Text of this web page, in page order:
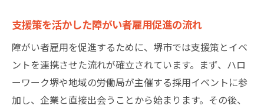
支援策を活かした障がい者雇用促進の流れ
障がい者雇用を促進するために、堺市では支援策とイベ
ントを連携させた流れが確立されています。まず、ハロ
ーワーク堺や地域の労働局が主催する採用イベントに参
加し、企業と直接出会うことから始まります。その後、